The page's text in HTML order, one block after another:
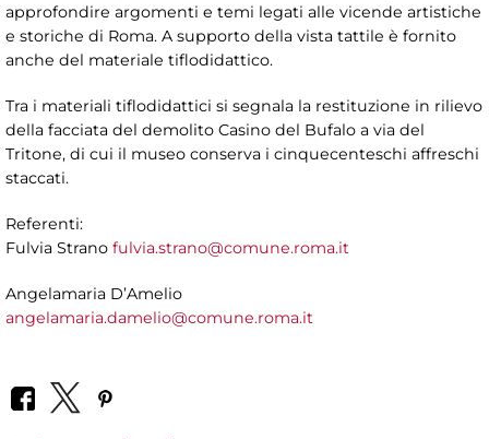
approfondire argomenti e temi legati alle vicende artistiche
e storiche di Roma. A supporto della vista tattile è fornito
anche del materiale tiflodidattico.
Tra i materiali tiflodidattici si segnala la restituzione in rilievo
della facciata del demolito Casino del Bufalo a via del
Tritone, di cui il museo conserva i cinquecenteschi affreschi
staccati.
Referenti:
Fulvia Strano fulvia.strano@comune.roma.it
Angelamaria D’Amelio
angelamaria.damelio@comune.roma.it